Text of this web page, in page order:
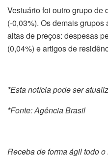
Vestuário foi outro grupo de
(-0,03%). Os demais
altas de preços: despesas
(0,04%) e artigos de
*Esta notícia pode ser
*Fonte: Agência Brasil
Receba de forma ágil todo